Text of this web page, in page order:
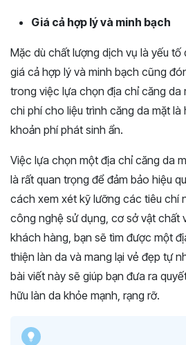
Giá cả hợp lý và minh bạch
Mặc dù chất lượng dịch vụ là yếu tố
giá cả hợp lý và minh bạch cũng
trong việc lựa chọn địa chỉ căng da
chi phí cho liệu trình căng da mặt
khoản phí phát sinh ẩn.
Việc lựa chọn một địa chỉ căng da
là rất quan trọng để đảm bảo hiệu
cách xem xét kỹ lưỡng các tiêu chí
công nghệ sử dụng, cơ sở vật chất
khách hàng, bạn sẽ tìm được một
thiện làn da và mang lại vẻ đẹp tự
bài viết này sẽ giúp bạn đưa ra
hữu làn da khỏe mạnh, rạng rỡ.